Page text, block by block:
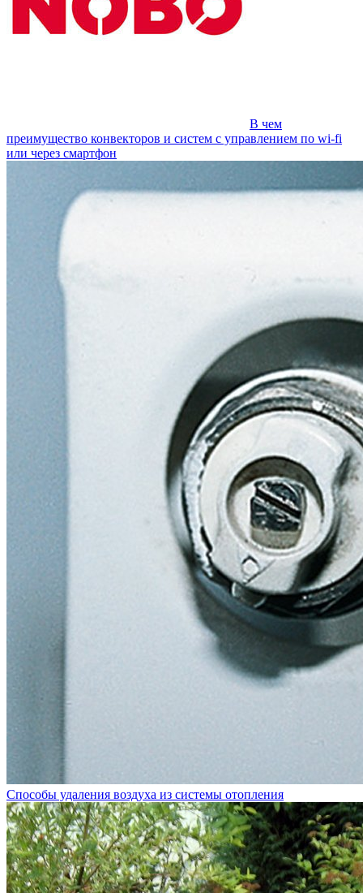
В чем
преимущество конвекторов и систем с управлением по wi-fi
или через смартфон
Способы удаления воздуха из системы отопления